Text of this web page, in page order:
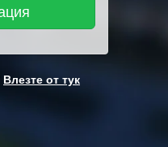
Влезте от тук